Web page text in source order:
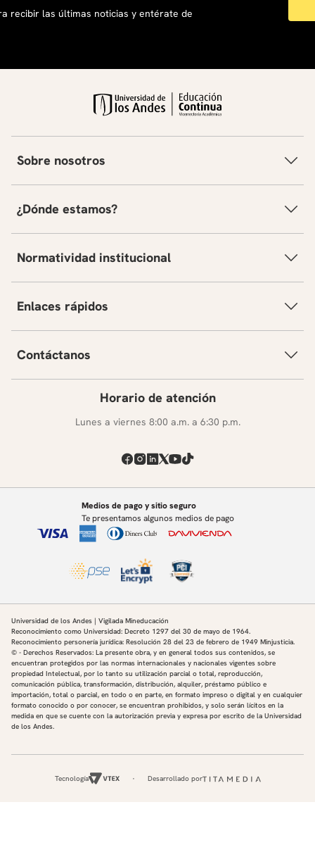
recibir las últimas noticias y entérate de
Sobre nosotros
¿Dónde estamos?
Normatividad institucional
Enlaces rápidos
Contáctanos
Horario de atención
Lunes a viernes 8:00 a.m. a 6:30 p.m.
Medios de pago y sitio seguro
Te presentamos algunos medios de pago
Universidad de los Andes | Vigilada Mineducación
Reconocimiento como Universidad: Decreto 1297 del 30 de mayo de 1964.
Reconocimiento personería jurídica: Resolución 28 del 23 de febrero de 1949 Minjusticia.
© - Derechos Reservados: La presente obra, y en general todos sus contenidos, se
encuentran protegidos por las normas internacionales y nacionales vigentes sobre
propiedad Intelectual, por lo tanto su utilización parcial o total, reproducción,
comunicación pública, transformación, distribución, alquiler, préstamo público e
importación, total o parcial, en todo o en parte, en formato impreso o digital y en cualquier
formato conocido o por conocer, se encuentran prohibidos, y solo serán lícitos en la
medida en que se cuente con la autorización previa y expresa por escrito de la Universidad
de los Andes.
Tecnología Desarrollado por